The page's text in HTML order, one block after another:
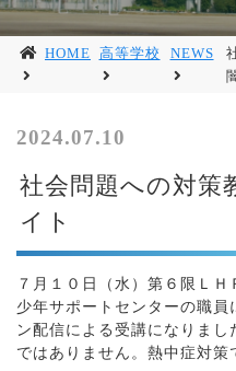
HOME 高等学校 NEWS
2024.07.10
社会問題への対策
イト
７月１０日（水）第６限ＬＨ
少年サポートセンターの職
ン配信による受講になりま
ではありません。熱中症対策